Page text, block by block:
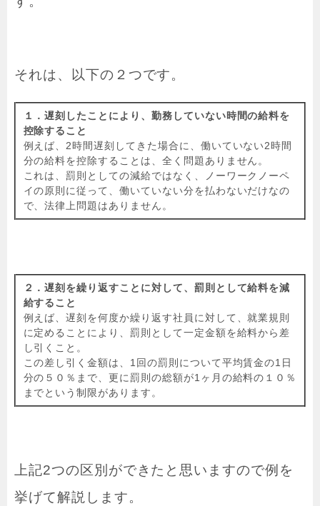
それは、以下の２つです。
１．遅刻したことにより、勤務していない時間の給料を
控除すること
例えば、2時間遅刻してきた場合に、働いていない2時間
分の給料を控除することは、全く問題ありません。
これは、罰則としての減給ではなく、ノーワークノーペ
イの原則に従って、働いていない分を払わないだけなの
で、法律上問題はありません。
２．遅刻を繰り返すことに対して、罰則として給料を減
給すること
例えば、遅刻を何度か繰り返す社員に対して、就業規則
に定めることにより、罰則として一定金額を給料から差
し引くこと。
この差し引く金額は、1回の罰則について平均賃金の1日
分の５０％まで、更に罰則の総額が1ヶ月の給料の１０％
までという制限があります。
上記2つの区別ができたと思いますので例を
挙げて解説します。